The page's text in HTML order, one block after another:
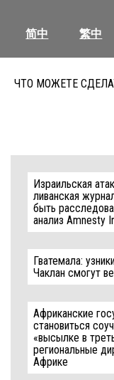
简中 繁中
ЧТО МОЖЕТЕ
Израильская
ливанская
быть
анализ Amnesty
Гватемала:
Чаклан смогут
Африканские
становиться
«высылке в
региональные
Африке